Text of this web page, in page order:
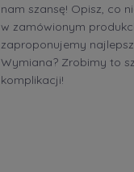
nam szansę! Opisz, co
w zamówionym
zaproponujemy
Wymiana? Zrobimy to
komplikacji!